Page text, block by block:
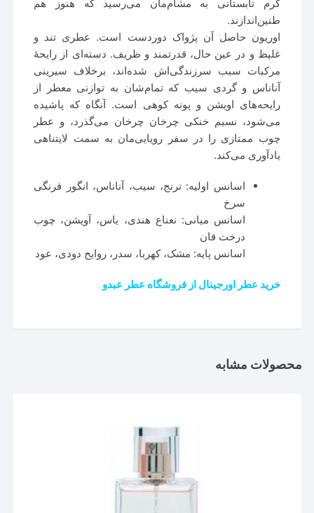
گرم تابستانی به مشام‌مان می‌رسید که هنوز هم
طنین‌اندازند.
اوریون حاصل آن پژواک دوردست است. عطری تند و
غلیظ و در عین حال، قدرتمند و ظریف. دسته‌ای از رایحهٔ
مرکبات سبب سرزندگی‌اش شده‌اند، برخلاف سیرینی
آناناس و گردی سیب که تمام‌شان به توازنی معطر از
رایحه‌های اویشن و پونه کوهی است. آنگاه که پاشیده
می‌شود، نسیم خنکی چرخان‌ چرخان می‌گذرد، و عطر
چوب ممتازی را در سفر رویایی‌مان‌ به سمت لایتناهی
یادآوری می‌کند.
اسانس اولیه: ترنج، سیب، آناناس، انگور فرنگی
سرخ
اسانس میانی: نعناع هندی، یاس، آویشن، چوب
درخت قان
اسانس پایه: مشک، کهربا، سدر، روایح دودی، عود
خرید عطر اورجینال از فروشگاه عطر عبدو
محصولات مشابه